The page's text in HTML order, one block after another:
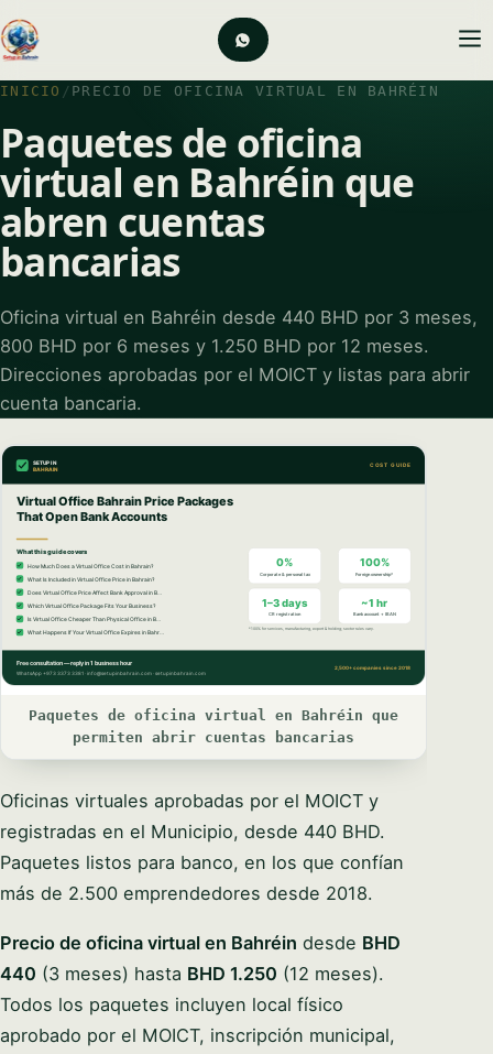
INICIO / PRECIO DE OFICINA VIRTUAL EN BAHRÉIN
Paquetes de oficina
virtual en Bahréin que
abren cuentas
bancarias
Oficina virtual en Bahréin desde 440 BHD por 3 meses,
800 BHD por 6 meses y 1.250 BHD por 12 meses.
Direcciones aprobadas por el MOICT y listas para abrir
cuenta bancaria.
Paquetes de oficina virtual en Bahréin que
permiten abrir cuentas bancarias
Oficinas virtuales aprobadas por el MOICT y
registradas en el Municipio, desde 440 BHD.
Paquetes listos para banco, en los que confían
más de 2.500 emprendedores desde 2018.
Precio de oficina virtual en Bahréin desde BHD
440 (3 meses) hasta BHD 1.250 (12 meses).
Todos los paquetes incluyen local físico
aprobado por el MOICT, inscripción municipal,